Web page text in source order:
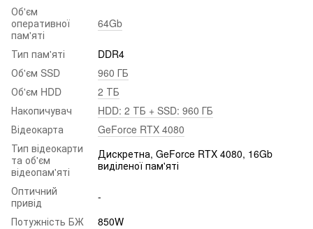
Об'єм
оперативної
пам'яті
64Gb
Тип пам'яті
DDR4
Об'єм SSD
960 ГБ
Об'єм HDD
2 ТБ
Накопичувач
HDD: 2 ТБ + SSD: 960 ГБ
Відеокарта
GeForce RTX 4080
Тип відеокарти
та об'єм
відеопам'яті
Дискретна, GeForce RTX 4080, 16Gb
виділеної пам'яті
Оптичний
привід
-
Потужність БЖ
850W